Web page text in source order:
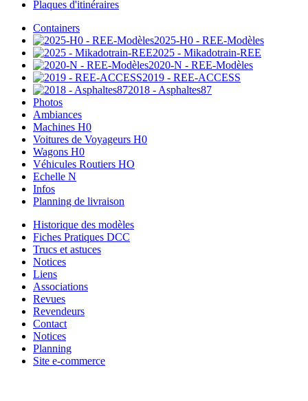
Plaques d'itinéraires
Containers
2025-H0 - REE-Modèles
2025 - Mikadotrain-REE
2020-N - REE-Modèles
2019 - REE-ACCESS
2018 - Asphaltes87
Photos
Ambiances
Machines H0
Voitures de Voyageurs H0
Wagons H0
Véhicules Routiers HO
Echelle N
Infos
Planning de livraison
Historique des modèles
Fiches Pratiques DCC
Trucs et astuces
Notices
Liens
Associations
Revues
Revendeurs
Contact
Notices
Planning
Site e-commerce